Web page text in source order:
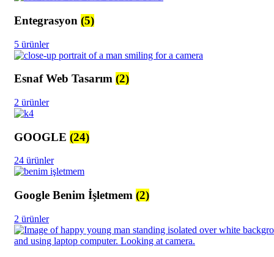
Entegrasyon (5)
5 ürünler
Esnaf Web Tasarım (2)
2 ürünler
GOOGLE (24)
24 ürünler
Google Benim İşletmem (2)
2 ürünler